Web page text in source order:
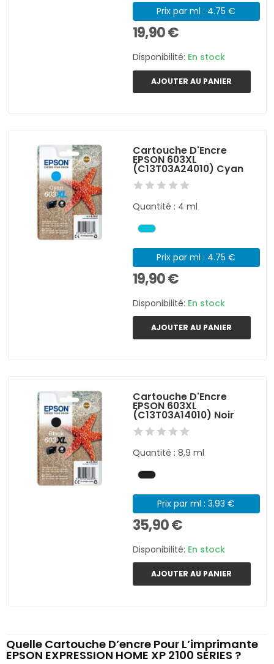
Prix par ml : 4.75 €
19,90 €
Disponibilité: En stock
AJOUTER AU PANIER
Cartouche D'Encre
EPSON 603XL
(C13T03A24010) Cyan
Quantité : 4 ml
Prix par ml : 4.75 €
19,90 €
Disponibilité: En stock
AJOUTER AU PANIER
Cartouche D'Encre
EPSON 603XL
(C13T03A14010) Noir
Quantité : 8,9 ml
Prix par ml : 3.93 €
35,90 €
Disponibilité: En stock
AJOUTER AU PANIER
Quelle Cartouche D’encre Pour L’imprimante
EPSON EXPRESSION HOME XP 2100 SERIES ?